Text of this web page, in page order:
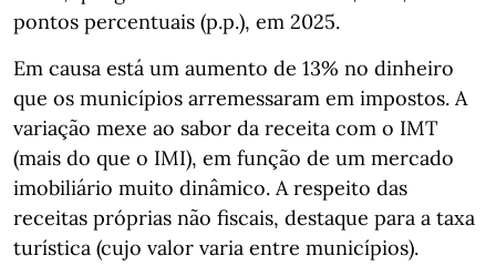
pontos percentuais (p.p.), em 2025.
Em causa está um aumento de 13% no dinheiro
que os municípios arremessaram em impostos. A
variação mexe ao sabor da receita com o IMT
(mais do que o IMI), em função de um mercado
imobiliário muito dinâmico. A respeito das
receitas próprias não fiscais, destaque para a taxa
turística (cujo valor varia entre municípios).